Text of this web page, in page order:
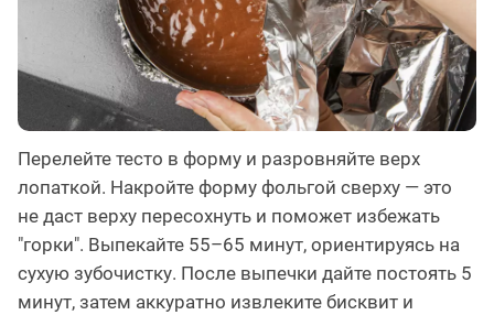
Перелейте тесто в форму и разровняйте верх
лопаткой. Накройте форму фольгой сверху — это
не даст верху пересохнуть и поможет избежать
"горки". Выпекайте 55–65 минут, ориентируясь на
сухую зубочистку. После выпечки дайте постоять 5
минут, затем аккуратно извлеките бисквит и